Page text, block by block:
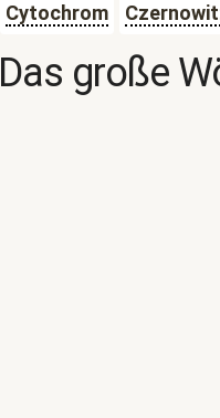
Cytochrom
Das große